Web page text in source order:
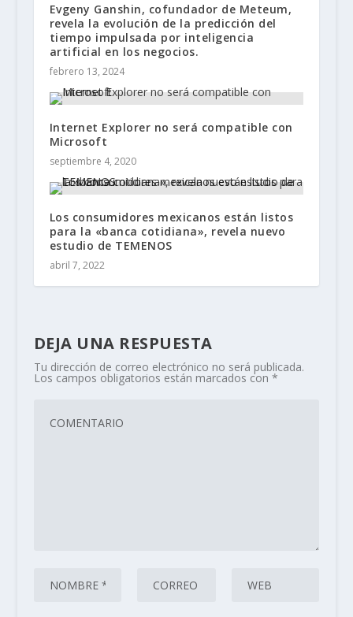
Evgeny Ganshin, cofundador de Meteum,
revela la evolución de la predicción del
tiempo impulsada por inteligencia
artificial en los negocios.
febrero 13, 2024
Internet Explorer no será compatible con
Microsoft
septiembre 4, 2020
Los consumidores mexicanos están listos
para la «banca cotidiana», revela nuevo
estudio de TEMENOS
abril 7, 2022
DEJA UNA RESPUESTA
Tu dirección de correo electrónico no será publicada.
Los campos obligatorios están marcados con *